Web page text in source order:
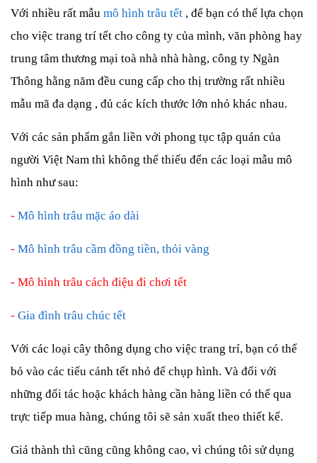
Với nhiều rất mẫu mô hình trâu tết , để bạn có thể lựa chọn
cho việc trang trí tết cho công ty của mình, văn phòng hay
trung tâm thương mại toà nhà nhà hàng, công ty Ngàn
Thông hằng năm đều cung cấp cho thị trường rất nhiều
mẫu mã đa dạng , đủ các kích thước lớn nhỏ khác nhau.
Với các sản phẩm gắn liền với phong tục tập quán của
người Việt Nam thì không thể thiếu đến các loại mẫu mô
hình như sau:
- Mô hình trâu mặc áo dài
- Mô hình trâu cầm đồng tiền, thỏi vàng
- Mô hình trâu cách điệu đi chơi tết
- Gia đình trâu chúc tết
Với các loại cây thông dụng cho việc trang trí, bạn có thể
bỏ vào các tiểu cảnh tết nhỏ để chụp hình. Và đối với
những đối tác hoặc khách hàng cần hàng liền có thể qua
trực tiếp mua hàng, chúng tôi sẽ sản xuất theo thiết kế.
Giá thành thì cũng cũng không cao, vì chúng tôi sử dụng